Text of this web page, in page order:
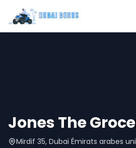
Jones The
Mirdif 35, Dubaï Émirats arabes